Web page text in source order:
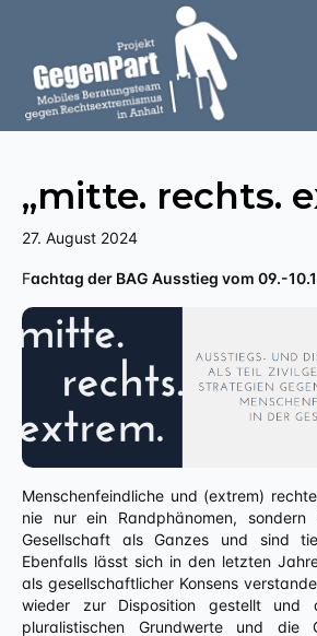
„mitte. rechts.
27. August 2024
Fachtag der BAG Ausstieg vom 09.-
Menschenfeindliche und (extrem)
nie nur ein Randphänomen, sondern
Gesellschaft als Ganzes und sind
Ebenfalls lässt sich in den letzten
als gesellschaftlicher Konsens
wieder zur Disposition gestellt und
pluralistischen Grundwerte und die